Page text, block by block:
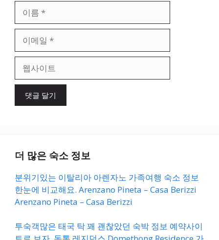
일
이
더 많은 숙소 정보
분위기있는 이탈리아 아렌자노 가족여행 숙소 정보
한눈에 비교해요. Arenzano Pineta – Casa Berizzi
Arenzano Pineta – Casa Berizzi
투숙객많은 태국 탁 꽤 괜찮았던 숙박 정보 예약사이